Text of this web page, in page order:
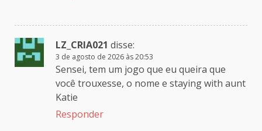
LZ_CRIA021 disse:
3 de agosto de 2026 às 20:53
Sensei, tem um jogo que eu queira que
você trouxesse, o nome e staying with aunt
Katie
Responder